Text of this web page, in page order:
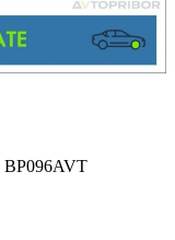
BP096AVT